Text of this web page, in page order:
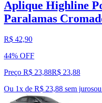
Aplique Highline
Paralamas
R$ 42,90
44% OFF
Preço R$ 23,88R$ 23,88
Ou 1x de R$ 23,88 sem jurosou